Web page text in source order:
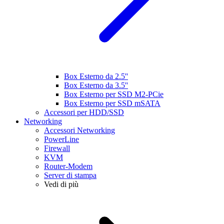
Box Esterno da 2.5''
Box Esterno da 3.5''
Box Esterno per SSD M2-PCie
Box Esterno per SSD mSATA
Accessori per HDD/SSD
Networking
Accessori Networking
PowerLine
Firewall
KVM
Router-Modem
Server di stampa
Vedi di più